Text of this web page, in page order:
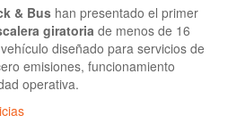
& Bus han presentado el primer
giratoria de menos de 16
diseñado para servicios de
emisiones, funcionamiento
operativa.